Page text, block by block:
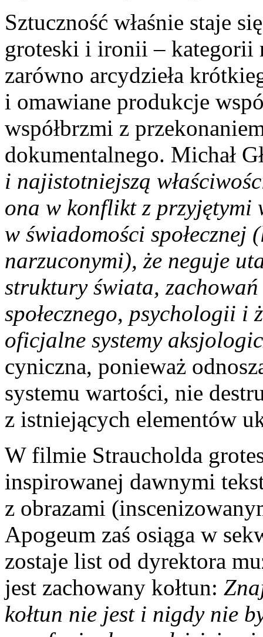
Sztuczność właśnie staje
groteski i ironii – kategorii
zarówno arcydzieła
i omawiane produkcje
współbrzmi z
dokumentalnego. Michał
i najistotniejszą
ona w konflikt z
w świadomości
narzuconymi), że neguje
struktury świata,
społecznego, psychologii i
oficjalne systemy
cyniczna, ponieważ
systemu wartości, nie
z istniejących elementów
W filmie Straucholda
inspirowanej dawnymi
z obrazami
Apogeum zaś osiąga w
zostaje list od dyrektora
jest zachowany kołtun:
kołtun nie jest i nigdy nie